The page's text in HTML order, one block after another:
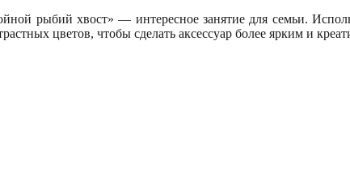
рыбий хвост» — интересное занятие для семьи.
цветов, чтобы сделать аксессуар более ярким и